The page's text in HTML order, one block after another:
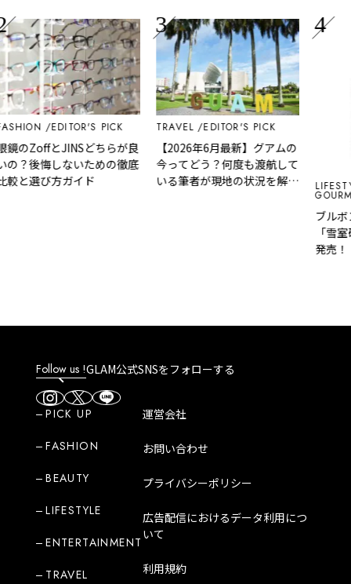
EDITOR'S PICK
のZoffとJINSどちらが良
？後悔しないための徹底
と選び方ガイド
TRAVEL EDITOR'S PICK
【2026年6月最新】グアムの
今ってどう？何度も渡航して
いる筆者が現地の状況を解
ブルボ
「雪室
発売！
Follow us !GLAM公式SNSをフォローする
PICK UP
FASHION
BEAUTY
LIFESTYLE
ENTERTAINMENT
TRAVEL
運営会社
お問い合わせ
プライバシーポリシー
広告配信におけるデータ利用につ
いて
利用規約